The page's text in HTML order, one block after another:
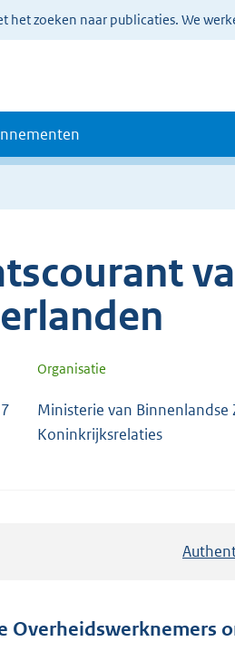
zoeken naar publicaties. We
Organisatie
Ministerie van Binnenlandse
Koninkrijksrelaties
Overheidswerknemers